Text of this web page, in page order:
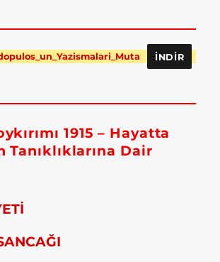
İNDIR
1915 – Hayatta
Tanıklıklarına Dair